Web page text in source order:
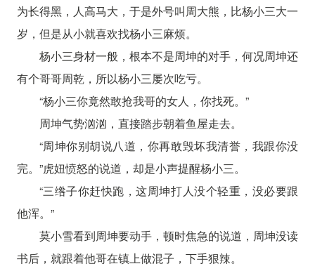
为长得黑，人高马大，于是外号叫周大熊，比杨小三大一
岁，但是从小就喜欢找杨小三麻烦。
杨小三身材一般，根本不是周坤的对手，何况周坤还
有个哥哥周乾，所以杨小三屡次吃亏。
“杨小三你竟然敢抢我哥的女人，你找死。”
周坤气势汹汹，直接踏步朝着鱼屋走去。
“周坤你别胡说八道，你再敢毁坏我清誉，我跟你没
完。”虎妞愤怒的说道，却是小声提醒杨小三。
“三绺子你赶快跑，这周坤打人没个轻重，没必要跟
他浑。”
莫小雪看到周坤要动手，顿时焦急的说道，周坤没读
书后，就跟着他哥在镇上做混子，下手狠辣。